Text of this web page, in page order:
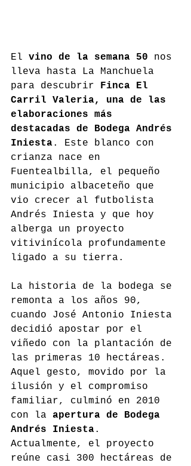
El vino de la semana 50 nos
lleva hasta La Manchuela
para descubrir
Finca El
Carril Valeria, una de las
elaboraciones más
destacadas de Bodega Andrés
Iniesta. Este blanco con
crianza nace en
Fuentealbilla, el pequeño
municipio albaceteño que
vio crecer al futbolista
Andrés Iniesta y que hoy
alberga un proyecto
vitivinícola profundamente
ligado a su tierra.
La historia de la bodega se
remonta a los años 90,
cuando José Antonio Iniesta
decidió apostar por el
viñedo con la plantación de
las primeras 10 hectáreas.
Aquel gesto, movido por la
ilusión y el compromiso
familiar, culminó en 2010
con la apertura de Bodega
Andrés Iniesta.
Actualmente, el proyecto
reúne casi 300 hectáreas de